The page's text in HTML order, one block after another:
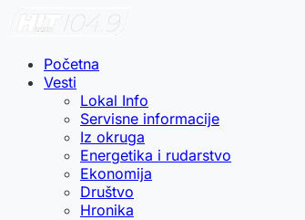
Početna
Vesti
Lokal Info
Servisne informacije
Iz okruga
Energetika i rudarstvo
Ekonomija
Društvo
Hronika